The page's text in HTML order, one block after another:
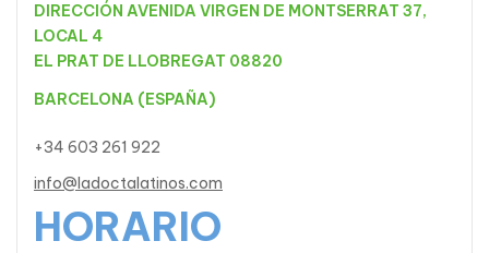
DIRECCIÓN AVENIDA VIRGEN DE MONTSERRAT 37,
LOCAL 4
EL PRAT DE LLOBREGAT 08820
BARCELONA (ESPAÑA)
+34 603 261 922
info@ladoctalatinos.com
HORARIO